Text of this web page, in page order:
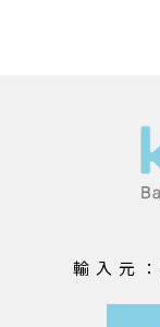
輸 入 元 ：